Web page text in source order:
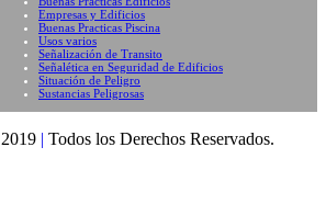
Empresas y Edificios
Buenas Practicas Piscina
Usos varios
Señalización de Transito
Señalética en Seguridad de Edificios
Situación de Peligro
Sustancias Peligrosas
| Todos los Derechos Reservados.